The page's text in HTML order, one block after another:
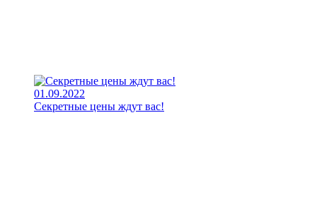
01.09.2022
Секретные цены ждут вас!